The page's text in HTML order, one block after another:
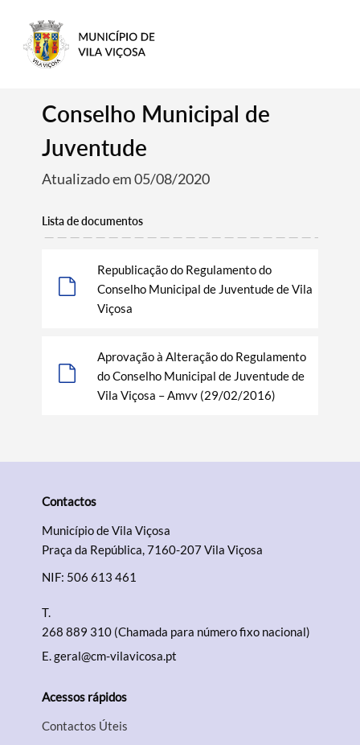
Categorias gerais
Conselho Municipal de
Juventude
Atualizado em 05/08/2020
Lista de documentos
Republicação do Regulamento do
Conselho Municipal de Juventude de Vila
Viçosa
Aprovação à Alteração do Regulamento
do Conselho Municipal de Juventude de
Vila Viçosa – Amvv (29/02/2016)
Contactos
Município de Vila Viçosa
Praça da República, 7160-207 Vila Viçosa
NIF: 506 613 461
T.
268 889 310 (Chamada para número fixo nacional)
E.geral@cm-vilavicosa.pt
Acessos rápidos
Contactos Úteis